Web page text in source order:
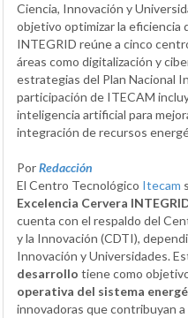
Ciencia, Innovación y
objetivo optimizar la eficiencia
INTEGRID reúne a cinco
áreas como digitalización y
estrategias del Plan Nacional
participación de ITECAM
inteligencia artificial para
integración de recursos
PorRedacción
El Centro Tecnológico Itecam
Excelencia Cervera
cuenta con el respaldo del
y la Innovación (CDTI),
Innovación y Universidades.
desarrollo tiene como
operativa del sistema
innovadoras que contribuyan